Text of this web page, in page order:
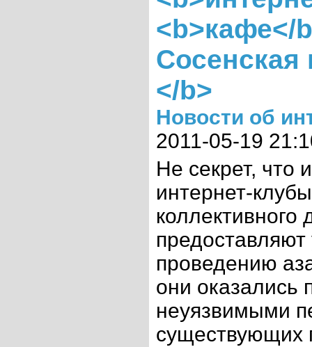
<b>кафе</
Сосенская
</b>
Новости об
2011-05-19
Не секрет, что
интернет-
коллективного
предоставляют
проведению
они оказались
неуязвимыми
существующих